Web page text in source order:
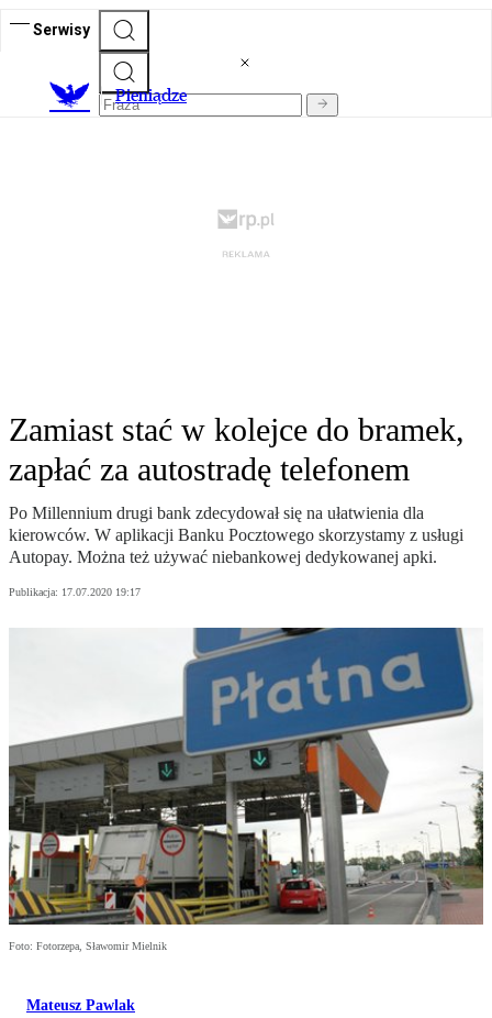
Serwisy
Pieniądze
Zamiast stać w kolejce do bramek,
zapłać za autostradę telefonem
Po Millennium drugi bank zdecydował się na ułatwienia dla
kierowców. W aplikacji Banku Pocztowego skorzystamy z usługi
Autopay. Można też używać niebankowej dedykowanej apki.
Publikacja: 17.07.2020 19:17
Foto: Fotorzepa, Sławomir Mielnik
Mateusz Pawlak